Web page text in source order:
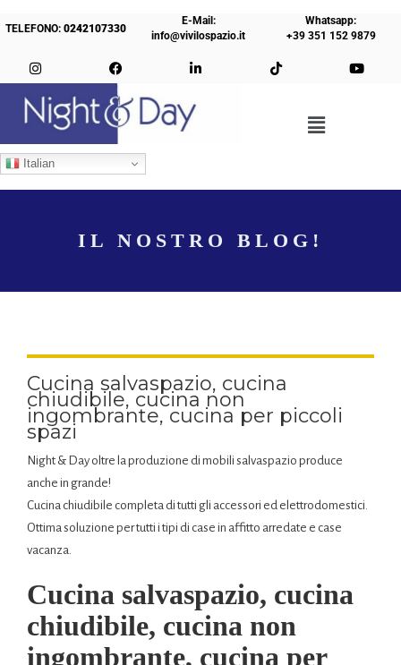
TELEFONO:0242107330
E-Mail:
info@vivilospazio.it
Whatsapp:
+39 351 152 9879
Italian
IL NOSTRO BLOG!
Cucina salvaspazio, cucina
chiudibile, cucina non
ingombrante, cucina per piccoli
spazi
Night & Day oltre la produzione di mobili salvaspazio produce
anche in grande!
Cucina chiudibile completa di tutti gli accessori ed elettrodomestici.
Ottima soluzione per tutti i tipi di case in affitto arredate e case
vacanza.
Cucina salvaspazio, cucina
chiudibile, cucina non
ingombrante, cucina per